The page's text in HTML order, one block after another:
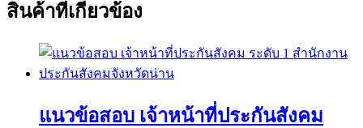
สินค้าที่เกี่ยวข้อง
แนวข้อสอบ เจ้าหน้าที่ประกันสังคม